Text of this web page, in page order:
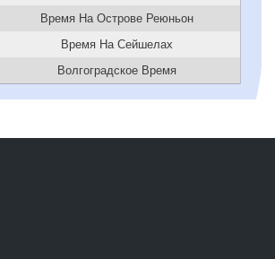
Время На Острове Реюньон
Время На Сейшелах
Волгоградское Время